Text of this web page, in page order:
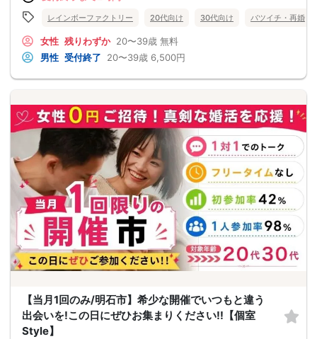
レインボーファクトリー 20代向け 30代向け バツイチ・再婚
女性 残りわずか 20〜39歳 無料
男性 受付終了 20〜39歳 6,500円
【当月1回のみ/明石市】希少な開催でいつもと違う
出会いを!この日にぜひお集まりください!!【個室
Style】